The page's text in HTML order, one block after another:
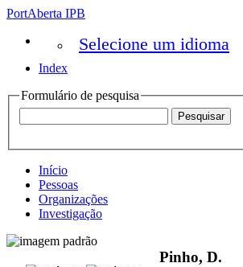
PortAberta IPB
Selecione um idioma
Index
Formulário de pesquisa
Início
Pessoas
Organizações
Investigação
Pinho, D.